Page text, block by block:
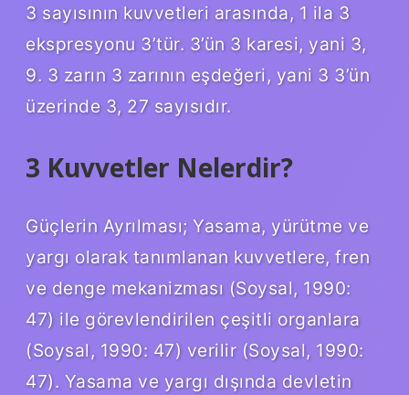
3 sayısının kuvvetleri arasında, 1 ila 3
ekspresyonu 3’tür. 3’ün 3 karesi, yani 3,
9. 3 zarın 3 zarının eşdeğeri, yani 3 3’ün
üzerinde 3, 27 sayısıdır.
3 Kuvvetler Nelerdir?
Güçlerin Ayrılması; Yasama, yürütme ve
yargı olarak tanımlanan kuvvetlere, fren
ve denge mekanizması (Soysal, 1990:
47) ile görevlendirilen çeşitli organlara
(Soysal, 1990: 47) verilir (Soysal, 1990:
47). Yasama ve yargı dışında devletin